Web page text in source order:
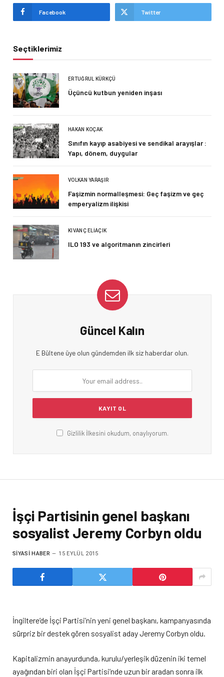
Facebook Twitter
Seçtiklerimiz
ERTUĞRUL KÜRKÇÜ
Üçüncü kutbun yeniden inşası
HAKAN KOÇAK
Sınıfın kayıp asabiyesi ve sendikal arayışlar :
Yapı, dönem, duygular
VOLKAN YARAŞIR
Faşizmin normalleşmesi: Geç faşizm ve geç
emperyalizm ilişkisi
KIVANÇ ELIAÇIK
ILO 193 ve algoritmanın zincirleri
Güncel Kalın
E Bültene üye olun gündemden ilk siz haberdar olun.
Gizlilik İlkesini okudum, onaylıyorum.
İşçi Partisinin genel başkanı
sosyalist Jeremy Corbyn oldu
SIYASI HABER 15 EYLÜL 2015
İngiltere’de İşçi Partisi’nin yeni genel başkanı, kampanyasında
sürpriz bir destek gören sosyalist aday Jeremy Corbyn oldu.
Kapitalizmin anayurdunda, kurulu/yerleşik düzenin iki temel
ayağından biri olan İşçi Partisi’nde uzun bir aradan sonra ilk